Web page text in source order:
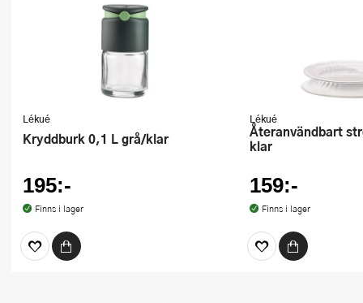
Lékué
Kryddburk 0,1 L grå/klar
195:-
Finns i lager
Lékué
Återanvändbart stretchlock 26 cm
klar
159:-
Finns i lager